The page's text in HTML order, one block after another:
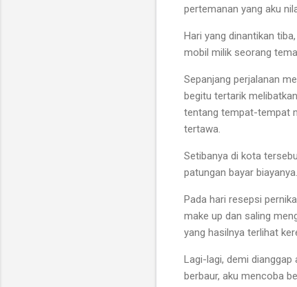
pertemanan yang aku
Hari yang dinantikan
mobil milik seorang
Sepanjang perjalanan
begitu tertarik
tentang tempat-tempat
tertawa.
Setibanya di kota
patungan bayar biayanya.
Pada hari resepsi
make up dan saling
yang hasilnya terlihat
Lagi-lagi, demi
berbaur, aku mencoba